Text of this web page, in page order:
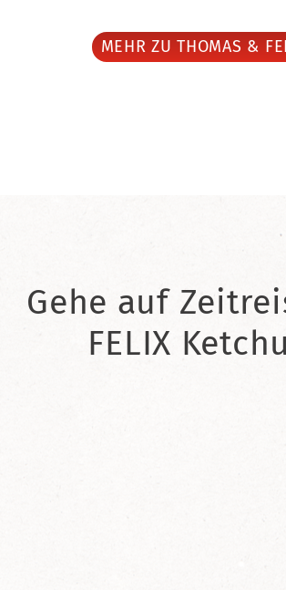
MEHR ZU THOMAS &
Gehe auf
FELIX